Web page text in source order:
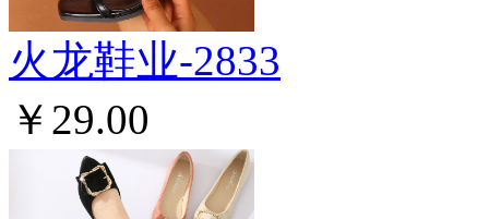
火龙鞋业-2833
￥29.00